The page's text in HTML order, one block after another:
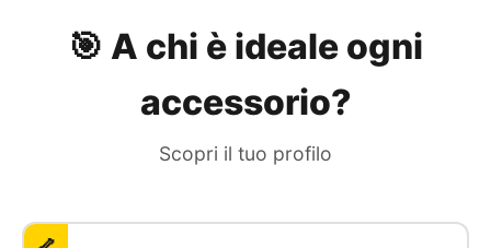
🎯 A chi è ideale ogni
accessorio?
Scopri il tuo profilo